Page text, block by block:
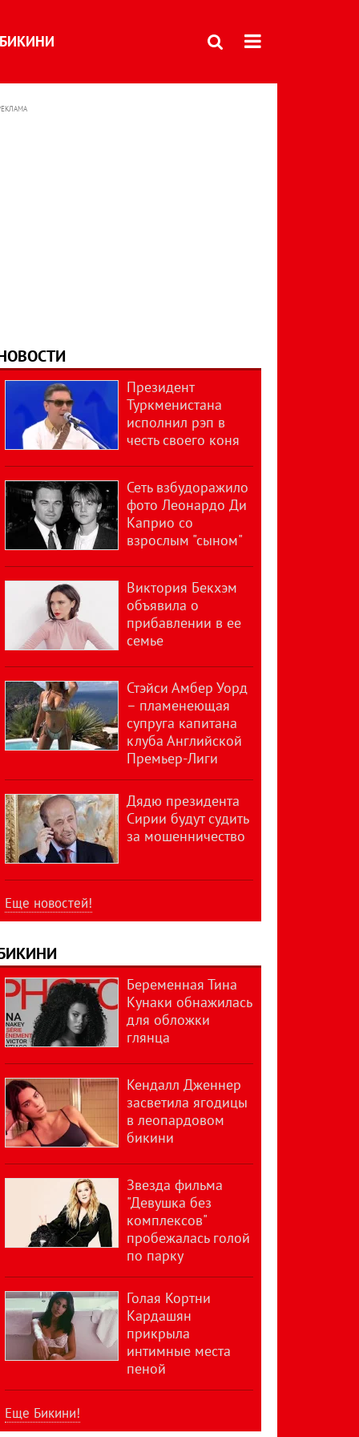
БИКИНИ
Президент
Туркменистана
исполнил рэп в
честь своего коня
Сеть взбудоражило
фото Леонардо Ди
Каприо со
взрослым "сыном"
Виктория Бекхэм
объявила о
прибавлении в ее
семье
Стэйси Амбер Уорд
– пламенеющая
супруга капитана
клуба Английской
Премьер-Лиги
Дядю президента
Сирии будут судить
за мошенничество
Еще новостей!
Беременная Тина
Кунаки обнажилась
для обложки
глянца
Кендалл Дженнер
засветила ягодицы
в леопардовом
бикини
Звезда фильма
"Девушка без
комплексов"
пробежалась голой
по парку
Голая Кортни
Кардашян
прикрыла
интимные места
пеной
Еще Бикини!